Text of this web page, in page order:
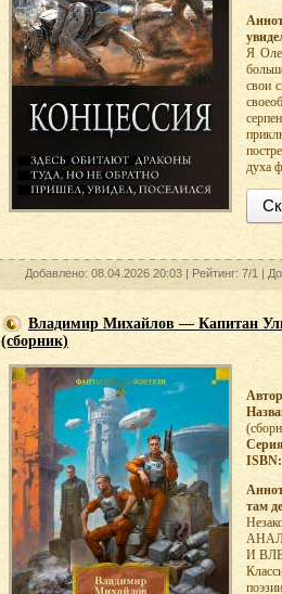
Я
свои
духа
Добавлено: 08.04.2026 20:03 | Рейтинг: 7/1 |
Владимир Михайлов — Капитан
(сборник)
ISBN:
там
И